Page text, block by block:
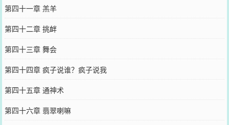
第四十一章 羔羊
第四十二章 挑衅
第四十三章 舞会
第四十四章 疯子说谁？疯子说我
第四十五章 通神术
第四十六章 翡翠喇嘛